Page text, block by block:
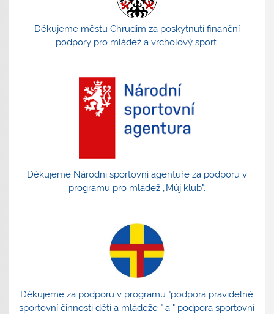
Děkujeme městu Chrudim za poskytnutí finanční
podpory pro mládež a vrcholový sport.
Děkujeme Národní sportovní agentuře za podporu v
programu pro mládež „Můj klub".
Děkujeme za podporu v programu "podpora pravidelné
sportovní činnosti dětí a mládeže " a " podpora sportovní